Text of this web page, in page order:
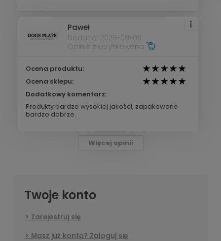
Paweł
Dodano: 2026-08-06
Opinia zweryfikowana
Ocena produktu:
Ocena sklepu:
Dodatkowy komentarz:
Produkty bardzo wysokiej jakości, zapakowane
bardzo dobrze.
Więcej opinii
Twoje konto
Zarejestruj się
Masz już konto? Zaloguj się